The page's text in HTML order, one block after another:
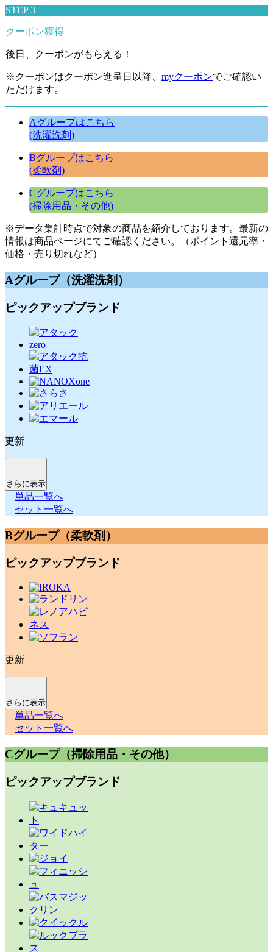
STEP 3
クーポン獲得
後日、クーポンがもらえる！
※クーポンはクーポン進呈日以降、 myクーポンでご確認い
ただけます。
Aグループはこちら
(洗濯洗剤)
Bグループはこちら
(柔軟剤)
Cグループはこちら
(掃除用品・その他)
※データ集計時点で対象の商品を紹介しております。最新の
情報は商品ページにてご確認ください。（ポイント還元率・
価格・売り切れなど）
Aグループ（洗濯洗剤）
ピックアップブランド
更新
さらに表示
単品一覧へ
セット一覧へ
Bグループ（柔軟剤）
ピックアップブランド
更新
さらに表示
単品一覧へ
セット一覧へ
Cグループ（掃除用品・その他）
ピックアップブランド